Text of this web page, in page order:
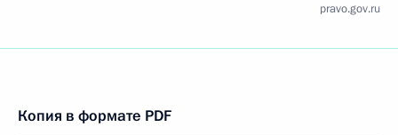
pravo.gov.ru
Копия в формате PDF